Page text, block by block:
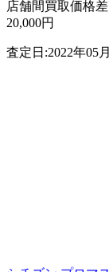
店舗間買取価格差
20,000円
査定日:2022年05